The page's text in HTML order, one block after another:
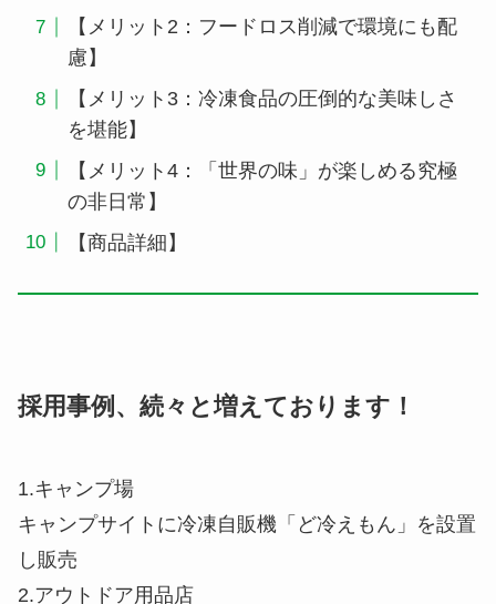
【メリット2：フードロス削減で環境にも配
慮】
【メリット3：冷凍食品の圧倒的な美味しさ
を堪能】
【メリット4：「世界の味」が楽しめる究極
の非日常】
【商品詳細】
採用事例、続々と増えております！
1.キャンプ場
キャンプサイトに冷凍自販機「ど冷えもん」を設置
し販売
2.アウトドア用品店